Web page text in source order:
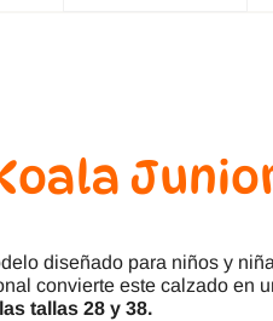
diseñado para niños y
convierte este calzado en
tallas 28 y 38.